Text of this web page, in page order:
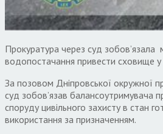
​​Прокуратура через суд зобов’язала
водопостачання привести сховище
За позовом Дніпровської окружної
суд зобов’язав балансоутримувача
споруду цивільного захисту в стан
використання за призначенням.